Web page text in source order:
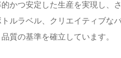
かつ安定した生産を実現し、
ルラベル、クリエイティブな
質の基準を確立しています。